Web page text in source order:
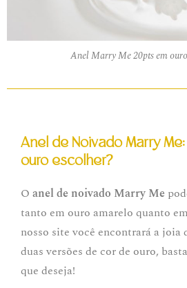
Anel Marry Me 20pts em
Anel de Noivado Marry
ouro escolher?
O anel de noivado Marry Me
tanto em ouro amarelo quanto
nosso site você encontrará a joia
duas versões de cor de ouro,
que deseja!